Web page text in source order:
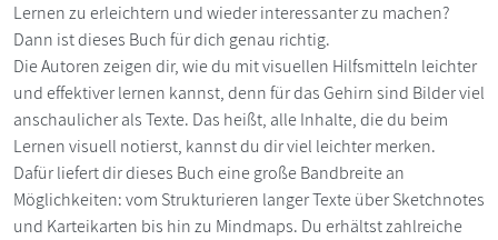
Lernen zu erleichtern und wieder interessanter zu machen?
Dann ist dieses Buch für dich genau richtig.
Die Autoren zeigen dir, wie du mit visuellen Hilfsmitteln leichter
und effektiver lernen kannst, denn für das Gehirn sind Bilder viel
anschaulicher als Texte. Das heißt, alle Inhalte, die du beim
Lernen visuell notierst, kannst du dir viel leichter merken.
Dafür liefert dir dieses Buch eine große Bandbreite an
Möglichkeiten: vom Strukturieren langer Texte über Sketchnotes
und Karteikarten bis hin zu Mindmaps. Du erhältst zahlreiche